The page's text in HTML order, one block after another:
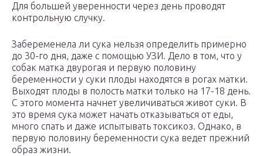
Для большей уверенности через день проводят
контрольную случку.
Забеременела ли сука нельзя определить примерно
до 30-го дня, даже с помощью УЗИ. Дело в том, что у
собак матка двурогая и первую половину
беременности у суки плоды находятся в рогах матки.
Выходят плоды в полость матки только на 17-18 день.
С этого момента начнет увеличиваться живот суки. В
это время сука может начать отказываться от еды,
много спать и даже испытывать токсикоз. Однако, в
первую половину беременности сука ведет прежний
образ жизни.